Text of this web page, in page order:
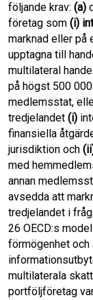
följande krav: (a)
företag som (i)
marknad eller på
upptagna till
multilateral
på högst 500 000
medlemsstat,
tredjelandet (i)
finansiella
jurisdiktion och
med
annan
avsedda att
tredjelandet i
26 OECD:s
förmögenhet
multilaterala
portföljföretag